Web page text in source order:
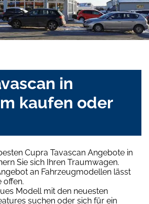
in
kaufen oder
Cupra Tavascan Angebote in
Sie sich Ihren Traumwagen.
an Fahrzeugmodellen lässt
offen.
Modell mit den neuesten
suchen oder sich für ein